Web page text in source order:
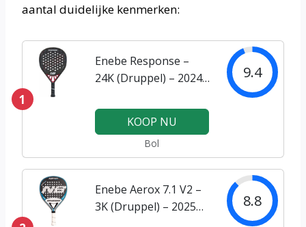
aantal duidelijke kenmerken:
1
Enebe Response –
24K (Druppel) – 2024
9.4
KOOP NU
Bol
Enebe Aerox 7.1 V2 –
3K (Druppel) – 2025
8.8